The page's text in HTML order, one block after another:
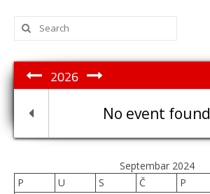
Search
for:
2026
No event found
Septembar 2024
P
U S Č P